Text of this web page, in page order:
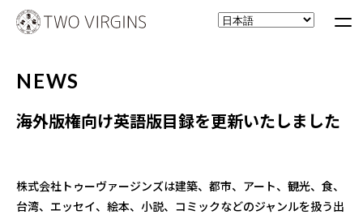
NEWS
海外版権向け英語版目録を更新いたしました
株式会社トゥーヴァージンズは建築、都市、アート、観光、食、
台湾、エッセイ、絵本、小説、コミックなどのジャンルを扱う出